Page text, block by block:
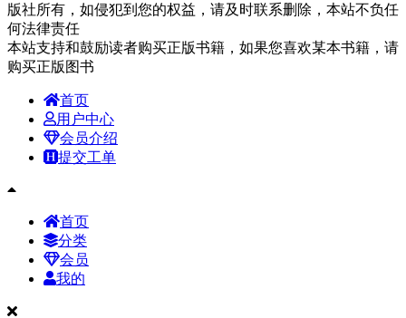
版社所有，如侵犯到您的权益，请及时联系删除，本站不负任
何法律责任
本站支持和鼓励读者购买正版书籍，如果您喜欢某本书籍，请
购买正版图书
首页
用户中心
会员介绍
提交工单
首页
分类
会员
我的